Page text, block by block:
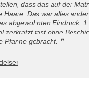
dass das auf der
Haare. Das war alles
abgewohnten Eindruck, 1
zerkratzt fast ohne
Pfanne gebracht.